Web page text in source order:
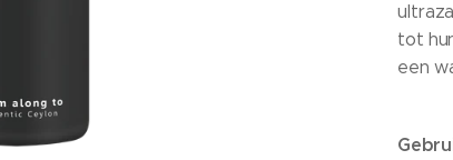
tot
een